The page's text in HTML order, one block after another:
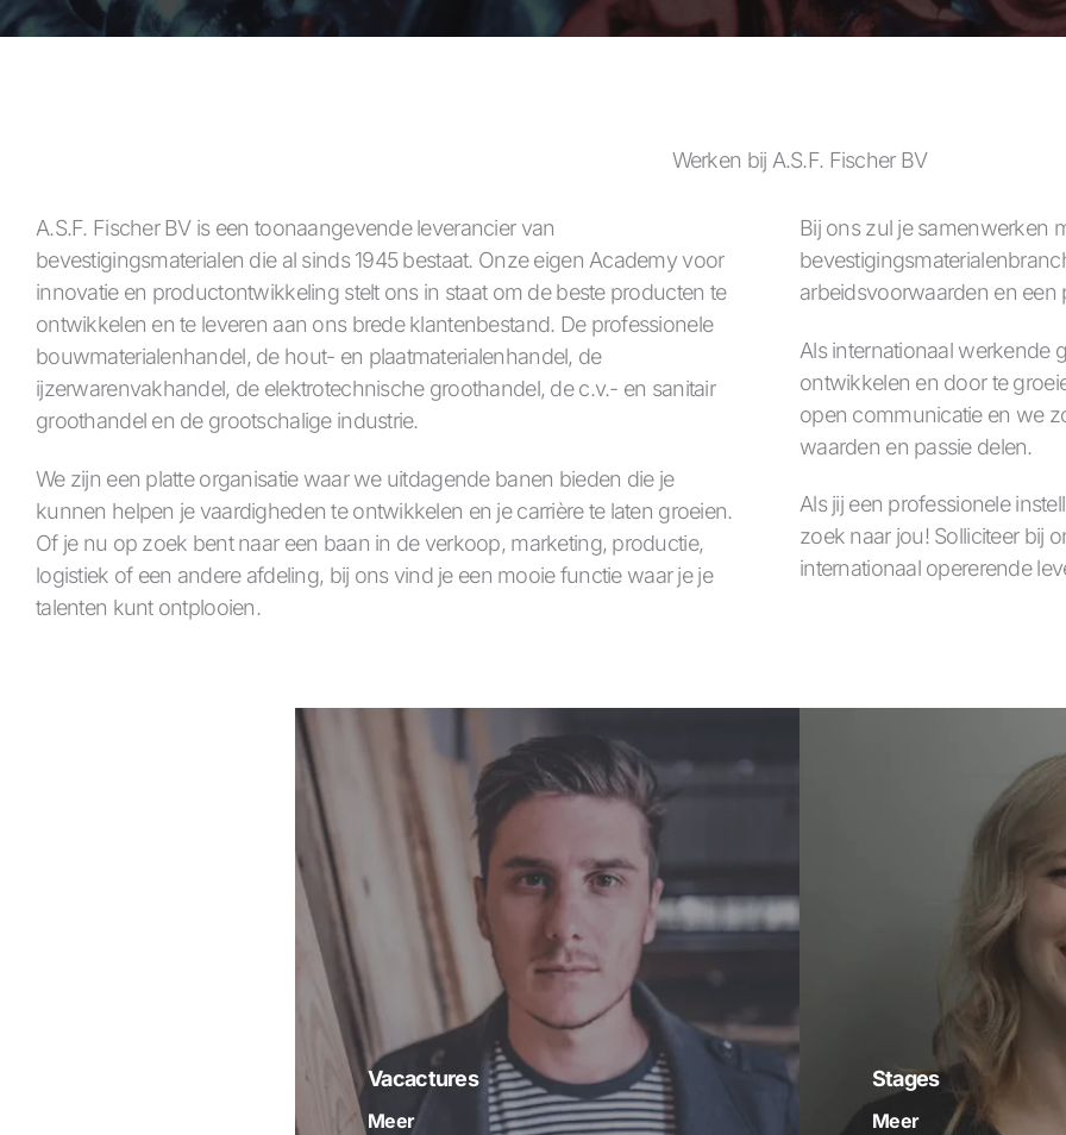
Werken bij A.S.F. Fischer BV
A.S.F. Fischer BV is een toonaangevende leverancier van
bevestigingsmaterialen die al sinds 1945 bestaat. Onze eigen Academy voor
innovatie en productontwikkeling stelt ons in staat om de beste producten te
ontwikkelen en te leveren aan ons brede klantenbestand. De professionele
bouwmaterialenhandel, de hout- en plaatmaterialenhandel, de
ijzerwarenvakhandel, de elektrotechnische groothandel, de c.v.- en sanitair
groothandel en de grootschalige industrie.
We zijn een platte organisatie waar we uitdagende banen bieden die je
kunnen helpen je vaardigheden te ontwikkelen en je carrière te laten groeien.
Of je nu op zoek bent naar een baan in de verkoop, marketing, productie,
logistiek of een andere afdeling, bij ons vind je een mooie functie waar je je
talenten kunt ontplooien.
Bij ons zul je samenwerken
arbeidsvoorwaarden en een
Als internationaal werkende
ontwikkelen en door te
open communicatie en we
waarden en passie delen.
Als jij een professionele
zoek naar jou! Solliciteer bij
internationaal opererende
Vacactures
Meer
Stages
Meer